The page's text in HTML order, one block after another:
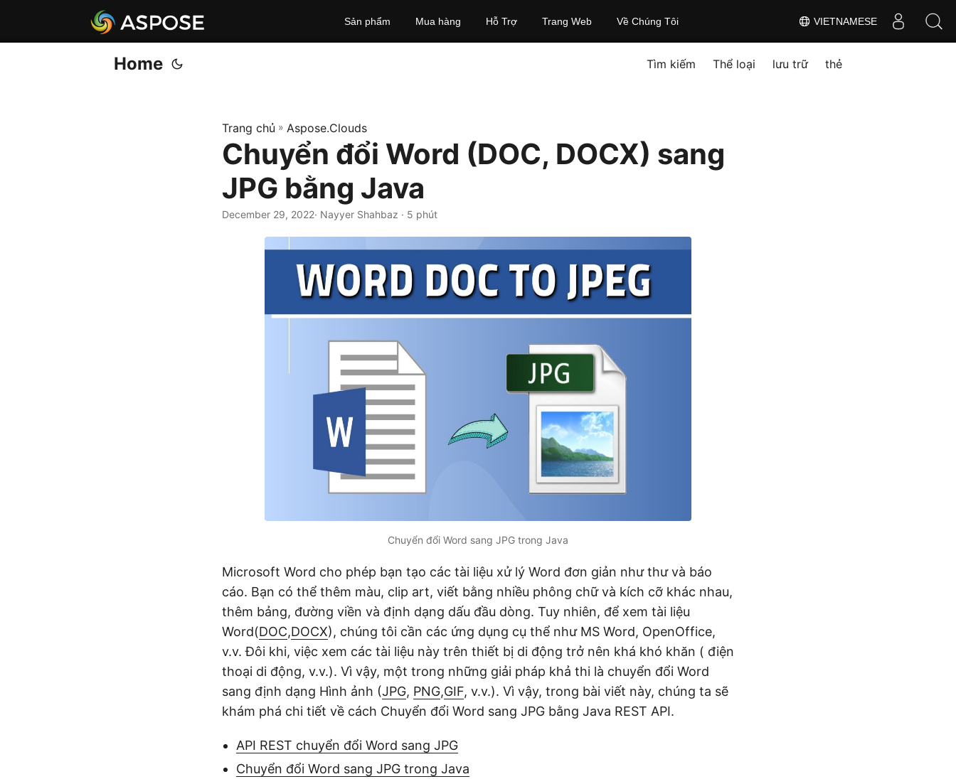
VIETNAMESE
Sản phẩm Mua hàng Hỗ Trợ Trang Web Về Chúng Tôi
Home Tìm kiếm Thể loại lưu trữ thẻ
Trang chủ » Aspose.Clouds
Chuyển đổi Word (DOC, DOCX) sang
JPG bằng Java
December 29, 2022· Nayyer Shahbaz · 5 phút
Chuyển đổi Word sang JPG trong Java
Microsoft Word cho phép bạn tạo các tài liệu xử lý Word đơn giản như thư và báo
cáo. Bạn có thể thêm màu, clip art, viết bằng nhiều phông chữ và kích cỡ khác nhau,
thêm bảng, đường viền và định dạng dấu đầu dòng. Tuy nhiên, để xem tài liệu
Word(DOC,DOCX), chúng tôi cần các ứng dụng cụ thể như MS Word, OpenOffice,
v.v. Đôi khi, việc xem các tài liệu này trên thiết bị di động trở nên khá khó khăn ( điện
thoại di động, v.v.). Vì vậy, một trong những giải pháp khả thi là chuyển đổi Word
sang định dạng Hình ảnh (JPG, PNG,GIF, v.v.). Vì vậy, trong bài viết này, chúng ta sẽ
khám phá chi tiết về cách Chuyển đổi Word sang JPG bằng Java REST API.
API REST chuyển đổi Word sang JPG
Chuyển đổi Word sang JPG trong Java